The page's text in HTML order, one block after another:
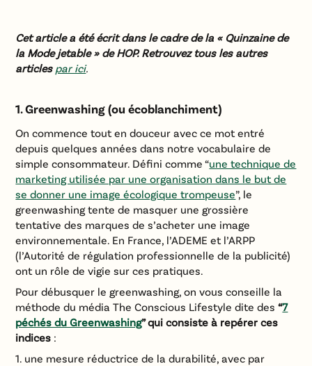
Cet article a été écrit dans le cadre de la « Quinzaine de
la Mode jetable » de HOP. Retrouvez tous les autres
articles par ici.
1. Greenwashing (ou écoblanchiment)
On commence tout en douceur avec ce mot entré
depuis quelques années dans notre vocabulaire de
simple consommateur. Défini comme “une technique de
marketing utilisée par une organisation dans le but de
se donner une image écologique trompeuse”, le
greenwashing tente de masquer une grossière
tentative des marques de s’acheter une image
environnementale. En France, l’ADEME et l’ARPP
(l’Autorité de régulation professionnelle de la publicité)
ont un rôle de vigie sur ces pratiques.
Pour débusquer le greenwashing, on vous conseille la
méthode du média The Conscious Lifestyle dite des“7
péchés du Greenwashing” qui consiste à repérer ces
indices :
une mesure réductrice de la durabilité, avec par